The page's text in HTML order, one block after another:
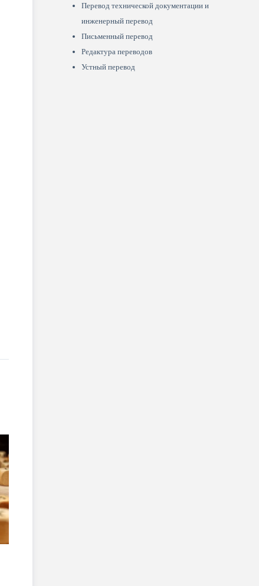
Перевод технической документации и
инженерный перевод
Письменный перевод
Редактура переводов
Устный перевод